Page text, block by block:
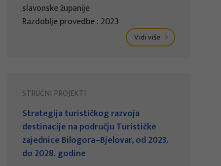
slavonske županije
Razdoblje provedbe : 2023
Vidi više
STRUČNI PROJEKTI
Strategija turističkog razvoja
destinacije na području Turističke
zajednice Bilogora–Bjelovar, od 2023.
do 2028. godine